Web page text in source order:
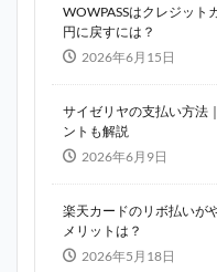
WOWPASSはクレジット
円に戻すには？
2026年6月15日
サイゼリヤの支払い方法
ントも解説
2026年6月9日
楽天カードのリボ払いが
メリットは？
2026年5月18日